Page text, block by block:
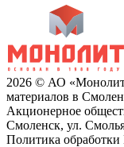
2026 © АО
материалов в
Акционерное
Смоленск, ул.
Политика